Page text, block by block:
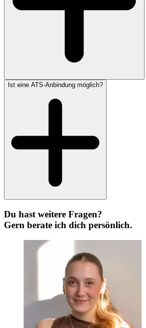
Ist eine ATS-Anbindung möglich?
Du hast weitere Fragen?
Gern berate ich dich persönlich.